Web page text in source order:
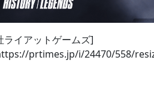
ライアットゲームズ]
prtimes.jp/i/24470/558/